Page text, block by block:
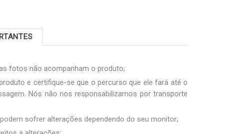
fotos não acompanham o produto;
e certifique-se que o percurso que ele fará até o
Nós não nos responsabilizamos por transporte
sofrer alterações dependendo do seu monitor;